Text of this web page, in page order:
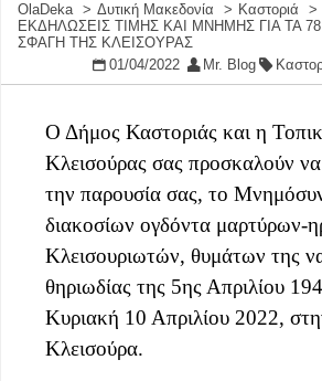
OlaDeka Δυτική Μακεδονία
Καστοριά
ΕΚΔΗΛΩΣΕΙΣ ΤΙΜΗΣ ΚΑΙ ΜΝΗΜΗΣ ΓΙΑ ΤΑ
ΣΦΑΓΗ ΤΗΣ ΚΛΕΙΣΟΥΡΑΣ
01/04/2022
Mr. Blog
Ο Δήμος Καστοριάς και η
Κλεισούρας σας προσκαλούν να
την παρουσία σας, το
διακοσίων ογδόντα μαρτύρων-
Κλεισουριωτών, θυμάτων της
θηριωδίας της 5ης Απριλίου
Κυριακή 10 Απριλίου 2022,
Κλεισούρα.